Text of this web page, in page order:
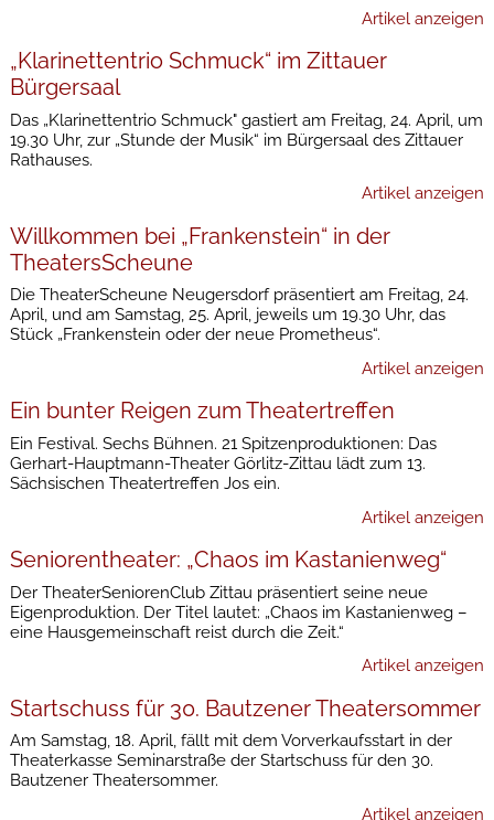
Artikel anzeigen
„Klarinettentrio Schmuck“ im Zittauer
Bürgersaal
Das „Klarinettentrio Schmuck" gastiert am Freitag, 24. April, um
19.30 Uhr, zur „Stunde der Musik“ im Bürgersaal des Zittauer
Rathauses.
Artikel anzeigen
Willkommen bei „Frankenstein“ in der
TheatersScheune
Die TheaterScheune Neugersdorf präsentiert am Freitag, 24.
April, und am Samstag, 25. April, jeweils um 19.30 Uhr, das
Stück „Frankenstein oder der neue Prometheus“.
Artikel anzeigen
Ein bunter Reigen zum Theatertreffen
Ein Festival. Sechs Bühnen. 21 Spitzenproduktionen: Das
Gerhart-Hauptmann-Theater Görlitz-Zittau lädt zum 13.
Sächsischen Theatertreffen Jos ein.
Artikel anzeigen
Seniorentheater: „Chaos im Kastanienweg“
Der TheaterSeniorenClub Zittau präsentiert seine neue
Eigenproduktion. Der Titel lautet: „Chaos im Kastanienweg –
eine Hausgemeinschaft reist durch die Zeit.“
Artikel anzeigen
Startschuss für 30. Bautzener Theatersommer
Am Samstag, 18. April, fällt mit dem Vorverkaufsstart in der
Theaterkasse Seminarstraße der Startschuss für den 30.
Bautzener Theatersommer.
Artikel anzeigen